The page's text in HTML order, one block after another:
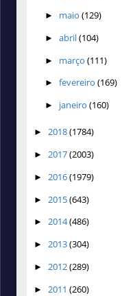
► maio (129)
► abril(104)
► março (111)
► fevereiro (169)
► janeiro (160)
► 2018(1784)
► 2017(2003)
► 2016(1979)
► 2015(643)
► 2014(486)
► 2013(304)
► 2012(289)
► 2011 (260)